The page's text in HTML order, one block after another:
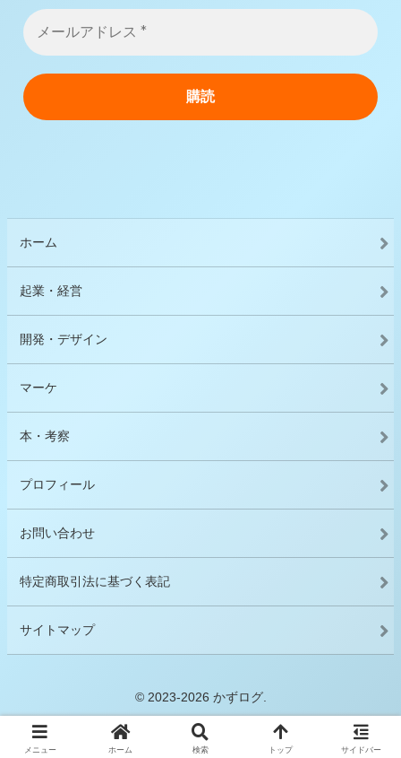
ホーム
起業・経営
開発・デザイン
マーケ
本・考察
プロフィール
お問い合わせ
特定商取引法に基づく表記
サイトマップ
© 2023-2026 かずログ.
メニュー ホーム 検索 トップ サイドバー